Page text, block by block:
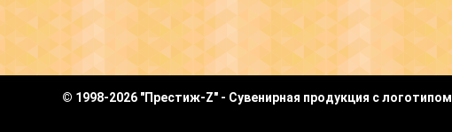
© 1998-2026 "Престиж-Z" - Сувенирная продукция с логотипом